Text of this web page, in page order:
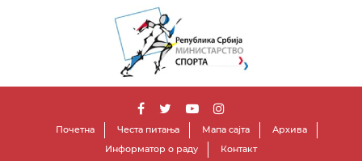
Почетна Честа питања Мапа сајта
Архива
Информатор о раду
Контакт